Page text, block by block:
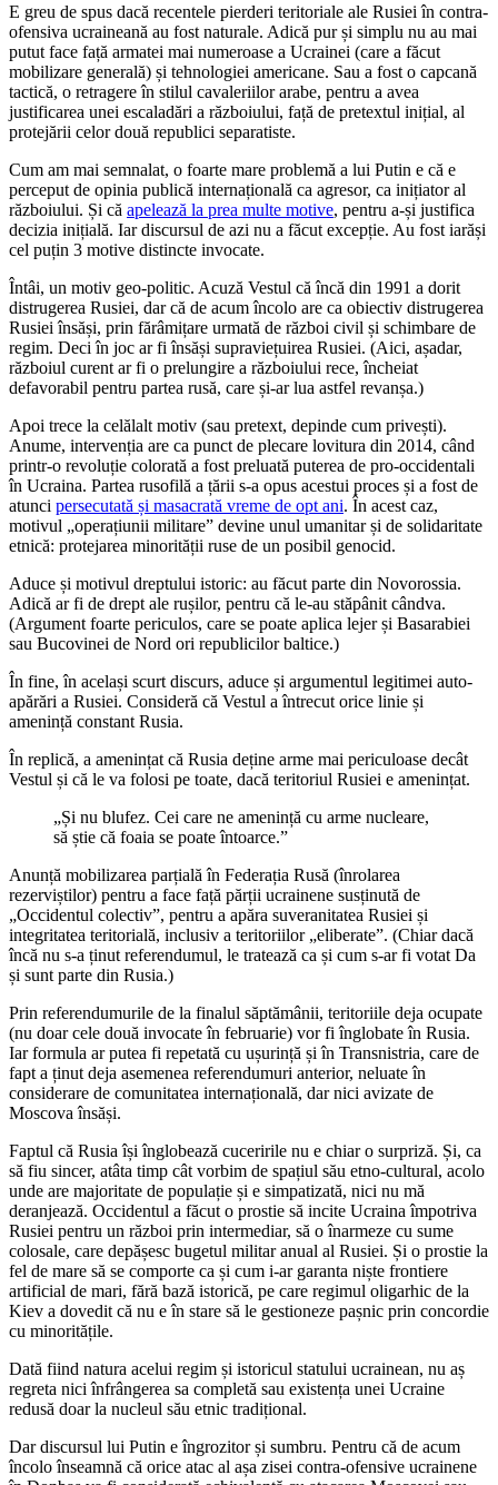
E greu de spus dacă recentele pierderi teritoriale ale Rusiei în contra-
ofensiva ucraineană au fost naturale. Adică pur și simplu nu au mai
putut face față armatei mai numeroase a Ucrainei (care a făcut
mobilizare generală) și tehnologiei americane. Sau a fost o capcană
tactică, o retragere în stilul cavaleriilor arabe, pentru a avea
justificarea unei escaladări a războiului, față de pretextul inițial, al
protejării celor două republici separatiste.
Cum am mai semnalat, o foarte mare problemă a lui Putin e că e
perceput de opinia publică internațională ca agresor, ca inițiator al
războiului. Și că apelează la prea multe motive, pentru a-și justifica
decizia inițială. Iar discursul de azi nu a făcut excepție. Au fost iarăși
cel puțin 3 motive distincte invocate.
Întâi, un motiv geo-politic. Acuză Vestul că încă din 1991 a dorit
distrugerea Rusiei, dar că de acum încolo are ca obiectiv distrugerea
Rusiei însăși, prin fărâmițare urmată de război civil și schimbare de
regim. Deci în joc ar fi însăși supraviețuirea Rusiei. (Aici, așadar,
războiul curent ar fi o prelungire a războiului rece, încheiat
defavorabil pentru partea rusă, care și-ar lua astfel revanșa.)
Apoi trece la celălalt motiv (sau pretext, depinde cum privești).
Anume, intervenția are ca punct de plecare lovitura din 2014, când
printr-o revoluție colorată a fost preluată puterea de pro-occidentali
în Ucraina. Partea rusofilă a țării s-a opus acestui proces și a fost de
atunci persecutată și masacrată vreme de opt ani. În acest caz,
motivul „operațiunii militare” devine unul umanitar și de solidaritate
etnică: protejarea minorității ruse de un posibil genocid.
Aduce și motivul dreptului istoric: au făcut parte din Novorossia.
Adică ar fi de drept ale rușilor, pentru că le-au stăpânit cândva.
(Argument foarte periculos, care se poate aplica lejer și Basarabiei
sau Bucovinei de Nord ori republicilor baltice.)
În fine, în același scurt discurs, aduce și argumentul legitimei auto-
apărări a Rusiei. Consideră că Vestul a întrecut orice linie și
amenință constant Rusia.
În replică, a amenințat că Rusia deține arme mai periculoase decât
Vestul și că le va folosi pe toate, dacă teritoriul Rusiei e amenințat.
„Și nu blufez. Cei care ne amenință cu arme nucleare,
să știe că foaia se poate întoarce.”
Anunță mobilizarea parțială în Federația Rusă (înrolarea
rezerviștilor) pentru a face față părții ucrainene susținută de
„Occidentul colectiv”, pentru a apăra suveranitatea Rusiei și
integritatea teritorială, inclusiv a teritoriilor „eliberate”. (Chiar dacă
încă nu s-a ținut referendumul, le tratează ca și cum s-ar fi votat Da
și sunt parte din Rusia.)
Prin referendumurile de la finalul săptămânii, teritoriile deja ocupate
(nu doar cele două invocate în februarie) vor fi înglobate în Rusia.
Iar formula ar putea fi repetată cu ușurință și în Transnistria, care de
fapt a ținut deja asemenea referendumuri anterior, neluate în
considerare de comunitatea internațională, dar nici avizate de
Moscova însăși.
Faptul că Rusia își înglobează cuceririle nu e chiar o surpriză. Și, ca
să fiu sincer, atâta timp cât vorbim de spațiul său etno-cultural, acolo
unde are majoritate de populație și e simpatizată, nici nu mă
deranjează. Occidentul a făcut o prostie să incite Ucraina împotriva
Rusiei pentru un război prin intermediar, să o înarmeze cu sume
colosale, care depășesc bugetul militar anual al Rusiei. Și o prostie la
fel de mare să se comporte ca și cum i-ar garanta niște frontiere
artificial de mari, fără bază istorică, pe care regimul oligarhic de la
Kiev a dovedit că nu e în stare să le gestioneze pașnic prin concordie
cu minoritățile.
Dată fiind natura acelui regim și istoricul statului ucrainean, nu aș
regreta nici înfrângerea sa completă sau existența unei Ucraine
redusă doar la nucleul său etnic tradițional.
Dar discursul lui Putin e îngrozitor și sumbru. Pentru că de acum
încolo înseamnă că orice atac al așa zisei contra-ofensive ucrainene